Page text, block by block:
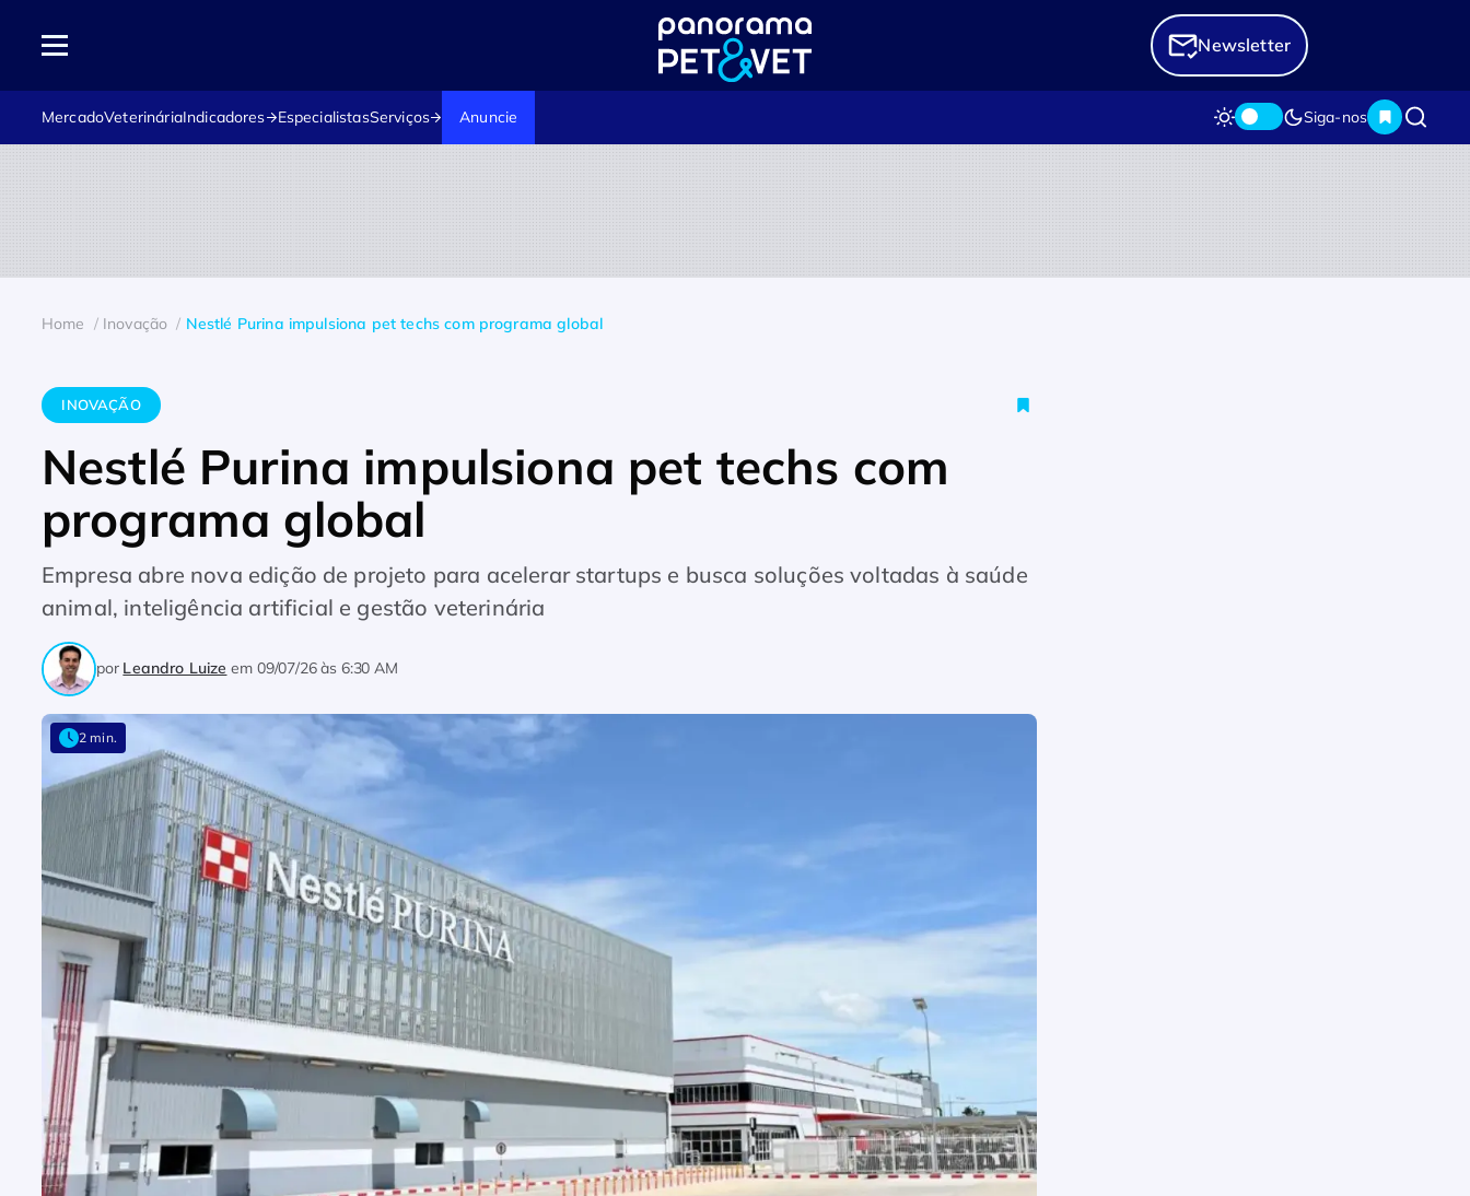
Newsletter
MercadoVeterináriaIndicadores EspecialistasServiços Anuncie Siga-nos
Home Inovação Nestlé Purina impulsiona pet techs com programa global
INOVAÇÃO
Nestlé Purina impulsiona pet techs com
programa global
Empresa abre nova edição de projeto para acelerar startups e busca soluções voltadas à saúde
animal, inteligência artificial e gestão veterinária
por Leandro Luize em 09/07/26 às 6:30 AM
2 min.